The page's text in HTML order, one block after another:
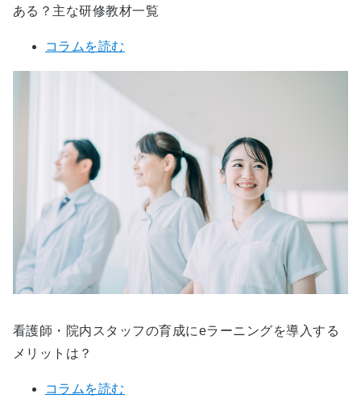
ある？主な研修教材一覧
コラムを読む
看護師・院内スタッフの育成にeラーニングを導入する
メリットは？
コラムを読む